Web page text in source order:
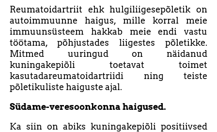
Reumatoidartriit ehk hulgiliigesepõletik on
autoimmuunne haigus, mille korral meie
immuunsüsteem hakkab meie endi vastu
töötama, põhjustades liigestes põletikke.
Mitmed uuringud on näidanud
kuningakepiõli toetavat toimet
kasutadareumatoidartriidi ning teiste
põletikuliste haiguste ajal.
Südame-veresoonkonna haigused.
Ka siin on abiks kuningakepiõli positiivsed